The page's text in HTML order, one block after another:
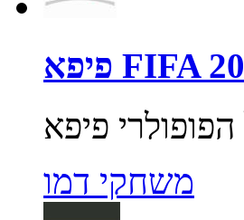
משחקי דמו